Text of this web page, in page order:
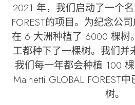
2021 年，我们启动了一个
FOREST的项目。为纪念公
在 6 大洲种植了 6000 棵树
工都种下了一棵树。我们并
我们每一年都会种植 100
Mainetti GLOBAL FOREST
树。